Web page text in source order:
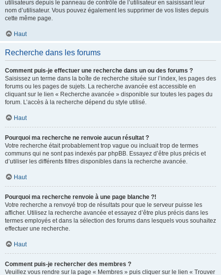
utilisateurs depuis le panneau de contrôle de l’utilisateur en saisissant leur
nom d’utilisateur. Vous pouvez également les supprimer de vos listes depuis
cette même page.
Haut
Recherche dans les forums
Comment puis-je effectuer une recherche dans un ou des forums ?
Saisissez un terme dans la boîte de recherche située sur l’index, les pages des
forums ou les pages de sujets. La recherche avancée est accessible en
cliquant sur le lien « Recherche avancée » disponible sur toutes les pages du
forum. L’accès à la recherche dépend du style utilisé.
Haut
Pourquoi ma recherche ne renvoie aucun résultat ?
Votre recherche était probablement trop vague ou incluait trop de termes
communs qui ne sont pas indexés par phpBB. Essayez d’être plus précis et
d’utiliser les différents filtres disponibles dans la recherche avancée.
Haut
Pourquoi ma recherche renvoie à une page blanche ?!
Votre recherche a renvoyé trop de résultats pour que le serveur puisse les
afficher. Utilisez la recherche avancée et essayez d’être plus précis dans les
termes employés et dans la sélection des forums dans lesquels vous souhaitez
effectuer une recherche.
Haut
Comment puis-je rechercher des membres ?
Veuillez vous rendre sur la page « Membres » puis cliquer sur le lien « Trouver